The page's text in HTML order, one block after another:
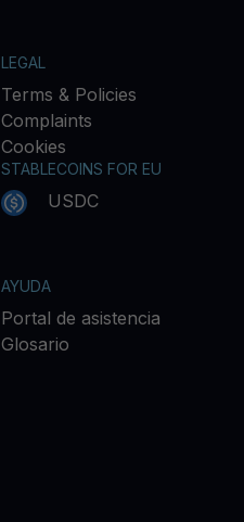
LEGAL
Terms & Policies
Complaints
Cookies
STABLECOINS FOR EU
USDC
AYUDA
Portal de asistencia
Glosario